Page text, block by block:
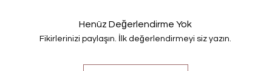
Henüz Değerlendirme Yok
Fikirlerinizi paylaşın. İlk değerlendirmeyi siz yazın.